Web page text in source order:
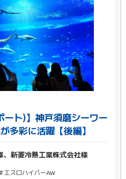
ート)】神戸須磨シーワー
多彩に活躍【後編】
、新菱冷熱工業株式会社様
エスロハイパーAW